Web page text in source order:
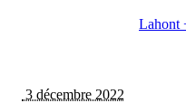
Lahont
3 décembre 2022